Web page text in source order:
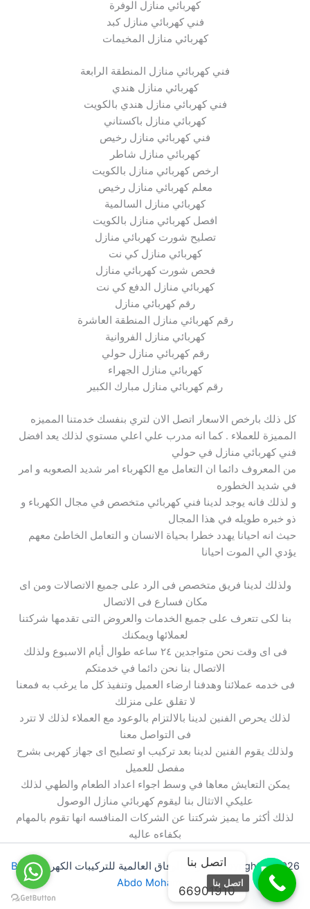
كهربائي منازل الوفرة
فني كهربائي منازل كبد
كهربائي منازل المخيمات
فني كهربائي منازل المنطقة الرابعة
كهربائي منازل هندي
فني كهربائي منازل هندي بالكويت
كهربائي منازل باكستاني
فني كهربائي منازل رخيص
كهربائي منازل شاطر
ارخص كهربائي منازل بالكويت
معلم كهربائي منازل رخيص
كهربائي منازل السالمية
افصل كهربائي منازل بالكويت
تصليح شورت كهربائي منازل
كهربائي منازل كي نت
فحص شورت كهربائي منازل
كهربائي منازل الدفع كي نت
رقم كهربائي منازل
رقم كهربائي منازل المنطقة العاشرة
كهربائي منازل الفروانية
رقم كهربائي منازل حولي
كهربائي منازل الجهراء
رقم كهربائي منازل مبارك الكبير
كل ذلك بارخص الاسعار اتصل الان لتري بنفسك خدمتنا المميزه
المميزة للعملاء . كما انه مدرب علي اعلي مستوي لذلك يعد افضل
فني كهربائي منازل في حولي
من المعروف دائما ان التعامل مع الكهرباء امر شديد الصعوبه و امر
في شديد الخطوره
و لذلك فانه يوجد لدينا فني كهربائي متخصص في مجال الكهرباء و
ذو خبره طويله في هذا المجال
حيث انه احيانا يهدد خطرا بحياة الانسان و التعامل الخاطئ معهم
يؤدي الي الموت احيانا
ولذلك لدينا فريق متخصص فى الرد على جميع الاتصالات ومن اى
مكان فسارع فى الاتصال
بنا لكى تتعرف على جميع الخدمات والعروض التى تقدمها شركتنا
لعملائها ويمكنك
فى اى وقت نحن متواجدين ٢٤ ساعه طوال أيام الاسبوع ولذلك
الاتصال بنا نحن دائما في خدمتكم
فى خدمه عملائنا وهدفنا ارضاء العميل وتنفيذ كل ما يرغب به فمعنا
لا تقلق على منزلك
لذلك يحرص الفنين لدينا بالالتزام بالوعود مع العملاء لذلك لا تترد
فى التواصل معنا
ولذلك يقوم الفنين لدينا بعد تركيب او تصليح اى جهاز كهربى بشرح
مفصل للعميل
يمكن التعايش معاها في وسط اجواء اعداد الطعام والطهي لذلك
عليكي الاتثال بنا ليقوم كهربائي منازل الوصول
لذلك أكثر ما يميز شركتنا عن الشركات المنافسه انها تقوم بالمهام
بكفاءه عاليه
Copyright © 2026 شركة الوفاق العالمية للتركيبات الكهربائية |
By
Abdo Mohamed
اتصل بنا
اتصل بنا
66901910